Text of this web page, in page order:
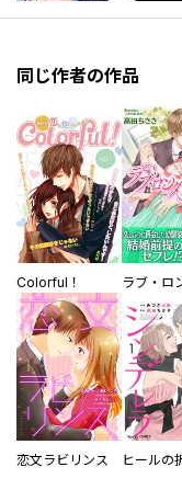
同じ作者の作品
Colorful！
恋文ラビリンス